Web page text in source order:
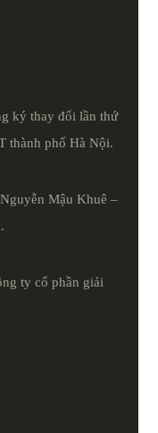
ký thay đổi lần thứ
thành phố Hà Nội.
Mậu Khuê –
ty cổ phần giải